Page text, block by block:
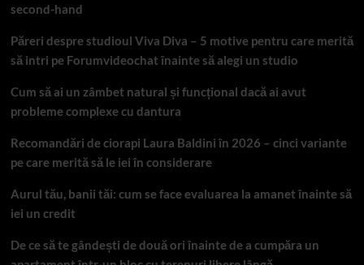
second-hand
Păreri despre studioul Viva Diva – 5 motive pentru care merită
să intri pe Forumvideochat înainte să alegi un studio
Cum să ai un zâmbet natural și funcțional dacă ai avut
probleme complexe cu dantura
Recomandări de ciorapi Laura Baldini în 2026 – cinci variante
pe care merită să le iei în considerare
Aurul tău, banii tăi: cum se face evaluarea la amanet înainte să
iei un credit
De ce să te gândești de două ori înainte de a cumpăra un